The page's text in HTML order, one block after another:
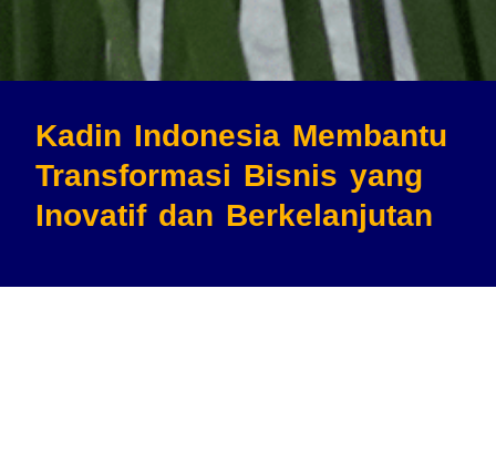
Kadin Indonesia Membantu
Transformasi Bisnis yang
Inovatif dan Berkelanjutan